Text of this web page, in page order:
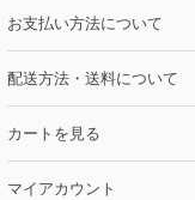
お支払い方法について
配送方法・送料について
カートを見る
マイアカウント